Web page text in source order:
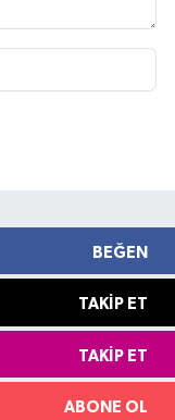
BEĞEN
TAKIP ET
TAKIP ET
ABONE OL